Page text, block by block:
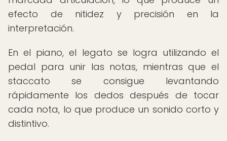
efecto de nitidez y precisión en la
interpretación.
En el piano, el legato se logra utilizando el
pedal para unir las notas, mientras que el
staccato se consigue levantando
rápidamente los dedos después de tocar
cada nota, lo que produce un sonido corto y
distintivo.